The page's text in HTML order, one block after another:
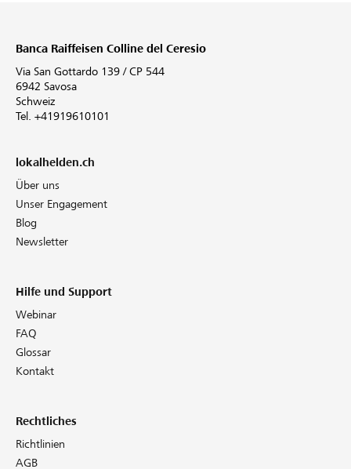
Banca Raiffeisen Colline del Ceresio
Via San Gottardo 139 / CP 544
6942 Savosa
Schweiz
Tel. +41919610101
lokalhelden.ch
Über uns
Unser Engagement
Blog
Newsletter
Hilfe und Support
Webinar
FAQ
Glossar
Kontakt
Rechtliches
Richtlinien
AGB